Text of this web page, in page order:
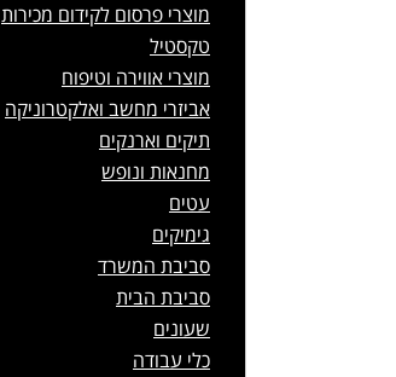
מוצרי פרסום לקידום מכירות
טקסטיל
מוצרי אווירה וטיפוח
אביזרי מחשב ואלקטרוניקה
תיקים וארנקים
מחנאות ונופש
עטים
גימיקים
סביבת המשרד
סביבת הבית
שעונים
כלי עבודה